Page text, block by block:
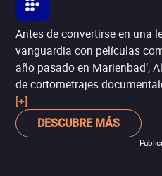
Antes de convertirse en una
vanguardia con películas
año pasado en Marienbad’,
de cortometrajes
importante para entonces
niebla’, un filme que parte del
concentración nazi en
[+]
DESCUBRE MÁS